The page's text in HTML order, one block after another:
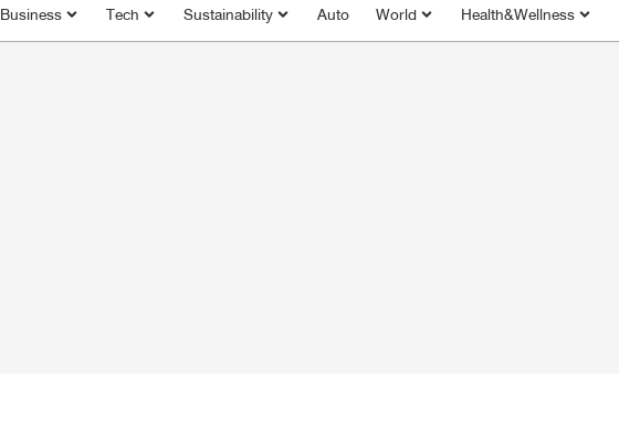
Business Tech Sustainability Auto World Health&Wellness